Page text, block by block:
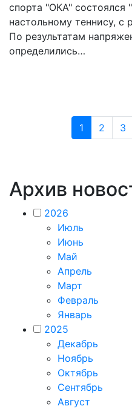
спорта "ОКА" состоялся
настольному теннису, с
По результатам
определились…
1 2 3
Архив
2026
Июль
Июнь
Май
Апрель
Март
Февраль
Январь
2025
Декабрь
Ноябрь
Октябрь
Сентябрь
Август